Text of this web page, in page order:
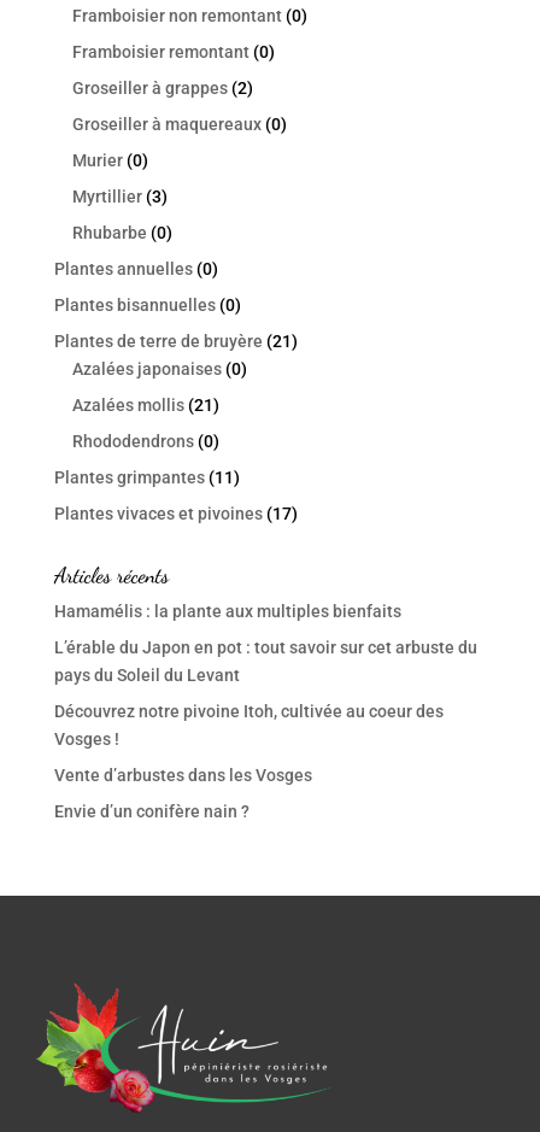
Framboisier non remontant (0)
Framboisier remontant (0)
Groseiller à grappes (2)
Groseiller à maquereaux (0)
Murier (0)
Myrtillier (3)
Rhubarbe (0)
Plantes annuelles (0)
Plantes bisannuelles (0)
Plantes de terre de bruyère (21)
Azalées japonaises (0)
Azalées mollis (21)
Rhododendrons (0)
Plantes grimpantes (11)
Plantes vivaces et pivoines (17)
Articles récents
Hamamélis : la plante aux multiples bienfaits
L’érable du Japon en pot : tout savoir sur cet arbuste du
pays du Soleil du Levant
Découvrez notre pivoine Itoh, cultivée au coeur des
Vosges !
Vente d’arbustes dans les Vosges
Envie d’un conifère nain ?